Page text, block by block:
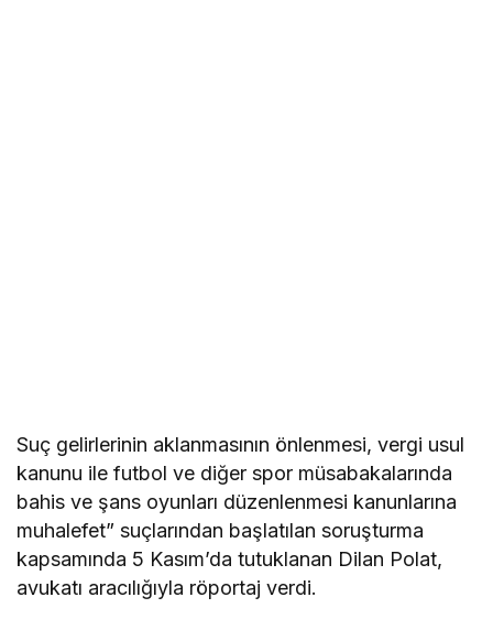
Suç gelirlerinin aklanmasının önlenmesi, vergi usul
kanunu ile futbol ve diğer spor müsabakalarında
bahis ve şans oyunları düzenlenmesi kanunlarına
muhalefet” suçlarından başlatılan soruşturma
kapsamında 5 Kasım’da tutuklanan Dilan Polat,
avukatı aracılığıyla röportaj verdi.